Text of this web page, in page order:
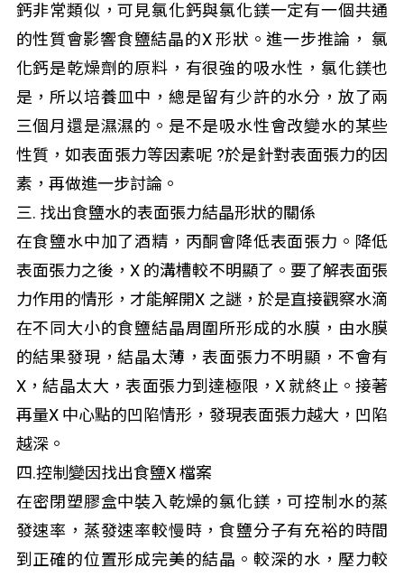
鈣非常類似，可見氯化鈣與氯化鎂一定有一個共通
的性質會影響食鹽結晶的X 形狀。進一步推論， 氯
化鈣是乾燥劑的原料，有很強的吸水性，氯化鎂也
是，所以培養皿中，總是留有少許的水分，放了兩
三個月還是濕濕的。是不是吸水性會改變水的某些
性質，如表面張力等因素呢 ?於是針對表面張力的因
素，再做進一步討論。
三. 找出食鹽水的表面張力結晶形狀的關係
在食鹽水中加了酒精，丙酮會降低表面張力。降低
表面張力之後，X 的溝槽較不明顯了。要了解表面張
力作用的情形，才能解開X 之謎，於是直接觀察水滴
在不同大小的食鹽結晶周圍所形成的水膜，由水膜
的結果發現，結晶太薄，表面張力不明顯，不會有
X，結晶太大，表面張力到達極限，X 就終止。接著
再量X 中心點的凹陷情形，發現表面張力越大，凹陷
越深。
四.控制變因找出食鹽X 檔案
在密閉塑膠盒中裝入乾燥的氯化鎂，可控制水的蒸
發速率，蒸發速率較慢時，食鹽分子有充裕的時間
到正確的位置形成完美的結晶。較深的水，壓力較